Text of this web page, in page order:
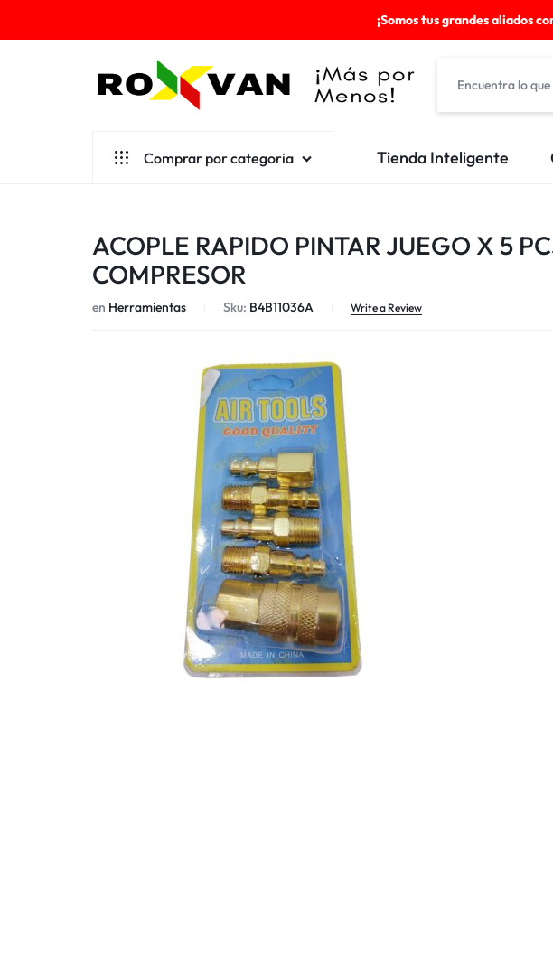
¡Somos tus grandes aliados
¡MÁS
MENOS!
Comprar por categoria
Cafetería
Escolares
Desechables
Herramientas
Papelería
Tecnología
Todas las categorías
Tienda Inteligente
ACOPLE RAPIDO PINTAR JUEGO X 5
COMPRESOR
en Herramientas Sku: B4B11036A Write a Review